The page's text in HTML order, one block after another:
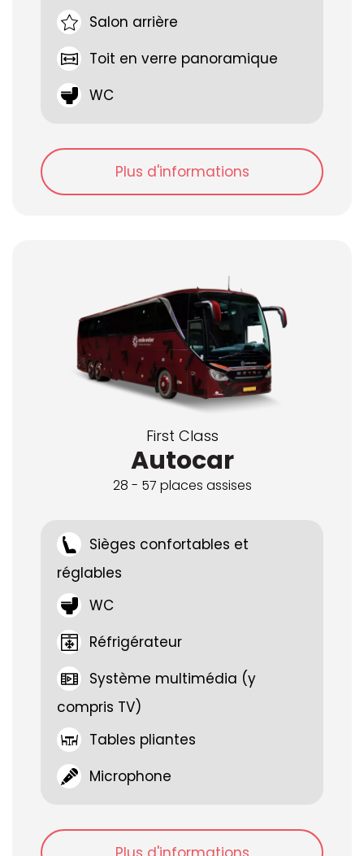
Bus de voyage
Bus standard
Caisse
Minibus
CATÉGORIE
Comfort Class
First Class
Prestige Class
Standard Class
Twiliner Class
PLUS DE FONCTIONNALITÉS
Avec chauffeur
Boîte automatique
Climatisation
Salon arrière
Toit en verre panoramique
WC
Plus d'informations
First Class
Autocar
28 - 57 places assises
Sièges confortables et
réglables
WC
Réfrigérateur
Système multimédia (y
compris TV)
Tables pliantes
Microphone